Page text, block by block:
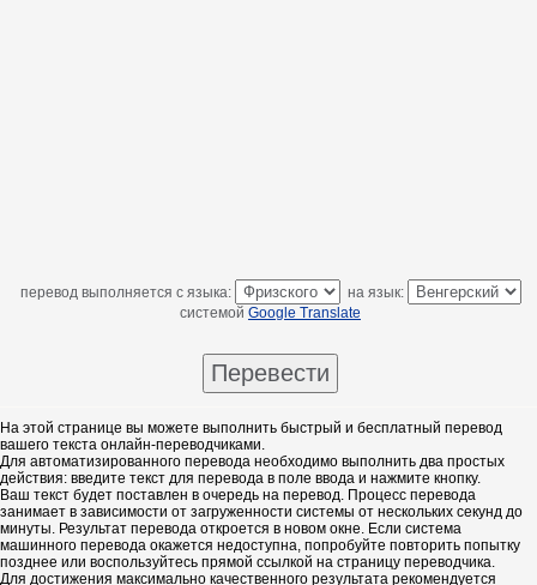
перевод выполняется с языка:
на язык:
системой Google Translate
На этой странице вы можете выполнить быстрый и бесплатный перевод
вашего текста онлайн-переводчиками.
Для автоматизированного перевода необходимо выполнить два простых
действия: введите текст для перевода в поле ввода и нажмите кнопку.
Ваш текст будет поставлен в очередь на перевод. Процесс перевода
занимает в зависимости от загруженности системы от нескольких секунд до
минуты. Результат перевода откроется в новом окне. Если система
машинного перевода окажется недоступна, попробуйте повторить попытку
позднее или воспользуйтесь прямой ссылкой на страницу переводчика.
Для достижения максимально качественного результата рекомендуется